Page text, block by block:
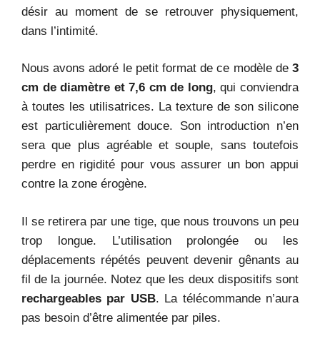
désir au moment de se retrouver physiquement,
dans l’intimité.
Nous avons adoré le petit format de ce modèle de 3
cm de diamètre et 7,6 cm de long, qui conviendra
à toutes les utilisatrices. La texture de son silicone
est particulièrement douce. Son introduction n’en
sera que plus agréable et souple, sans toutefois
perdre en rigidité pour vous assurer un bon appui
contre la zone érogène.
Il se retirera par une tige, que nous trouvons un peu
trop longue. L’utilisation prolongée ou les
déplacements répétés peuvent devenir gênants au
fil de la journée. Notez que les deux dispositifs sont
rechargeables par USB. La télécommande n’aura
pas besoin d’être alimentée par piles.